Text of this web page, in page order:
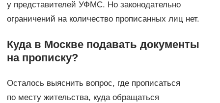
у представителей УФМС. Но законодательно
ограничений на количество прописанных лиц нет.
Куда в Москве подавать документы
на прописку?
Осталось выяснить вопрос, где прописаться
по месту жительства, куда обращаться